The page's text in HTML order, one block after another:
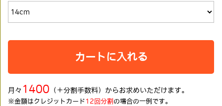
カートに入れる
月々 1400 （＋分割手数料）からお求めいただけます。
※金額はクレジットカード 12回分割 の場合の一例です。